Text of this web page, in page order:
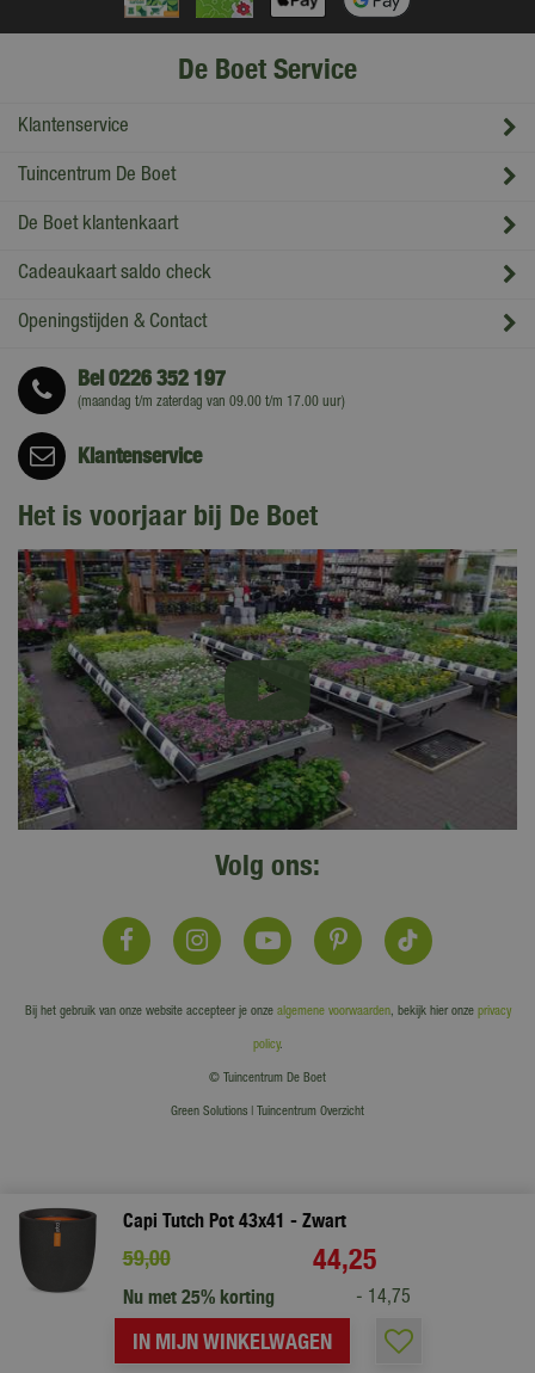
Capi Tutch Pot 43x41 - Zwart
59,00 44,25
Nu met 25% korting - 14,75
De Boet Service
Klantenservice
Tuincentrum De Boet
De Boet klantenkaart
Cadeaukaart saldo check
Openingstijden & Contact
Bel0226 352 197
(maandag t/m zaterdag van 09.00 t/m 17.00 uur)
Klantenservice
Het is voorjaar bij De Boet
Volg ons:
Bij het gebruik van onze website accepteer je onze algemene voorwaarden, bekijk hier onze privacy
policy.
© Tuincentrum De Boet
Green Solutions | Tuincentrum Overzicht